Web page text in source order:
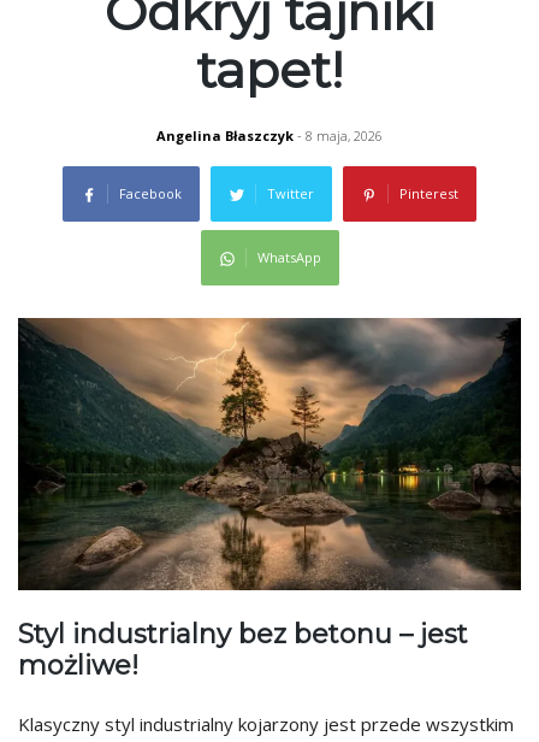
tapet!
Angelina Błaszczyk - 8 maja, 2026
Facebook Twitter Pinterest
WhatsApp
Styl industrialny bez betonu – jest
możliwe!
Klasyczny styl industrialny kojarzony jest przede wszystkim